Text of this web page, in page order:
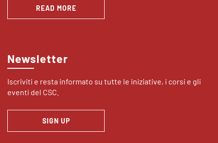
READ MORE
Newsletter
Iscriviti e resta informato su tutte le iniziative, i corsi e gli
eventi del CSC.
SIGN UP